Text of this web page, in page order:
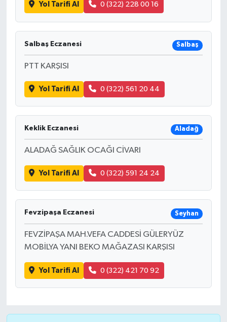
Yol Tarifi Al 0 (322) 228 00 16
Salbaş Eczanesi Salbaş
PTT KARŞISI
Yol Tarifi Al 0 (322) 561 20 44
Keklik Eczanesi Aladağ
ALADAĞ SAĞLIK OCAĞI CİVARI
Yol Tarifi Al 0 (322) 591 24 24
Fevzipaşa Eczanesi Seyhan
FEVZİPAŞA MAH.VEFA CADDESİ GÜLERYÜZ
MOBİLYA YANI BEKO MAĞAZASI KARŞISI
Yol Tarifi Al 0 (322) 421 70 92